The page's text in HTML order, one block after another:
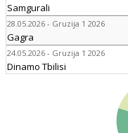
Samgurali
28.05.2026 - Gruzija 1 2026
Gagra
24.05.2026 - Gruzija 1 2026
Dinamo Tbilisi